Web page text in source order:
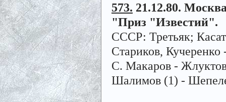
573. 21.12.80.
"Приз "Известий".
СССР: Третьяк;
Стариков,
С. Макаров -
Шалимов (1) -